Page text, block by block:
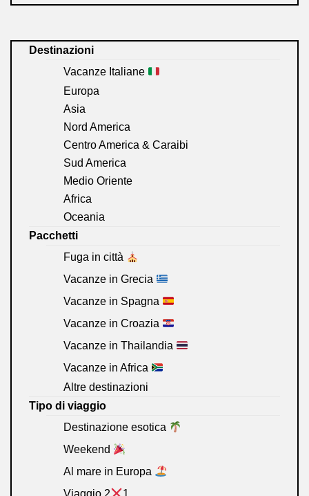
Destinazioni
Vacanze Italiane
Europa
Asia
Nord America
Centro America & Caraibi
Sud America
Medio Oriente
Africa
Oceania
Pacchetti
Fuga in città
Vacanze in Grecia
Vacanze in Spagna
Vacanze in Croazia
Vacanze in Thailandia
Vacanze in Africa
Altre destinazioni
Tipo di viaggio
Destinazione esotica
Weekend
Al mare in Europa
Viaggio 2
1